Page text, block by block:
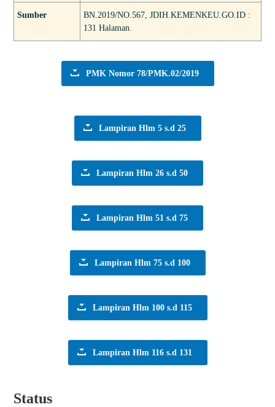
Sumber
BN.2019/NO.567, JDIH.KEMENKEU.GO.ID :
131 Halaman.
PMK Nomor 78/PMK.02/2019
Lampiran Hlm 5 s.d 25
Lampiran Hlm 26 s.d 50
Lampiran Hlm 51 s.d 75
Lampiran Hlm 75 s.d 100
Lampiran Hlm 100 s.d 115
Lampiran Hlm 116 s.d 131
Status